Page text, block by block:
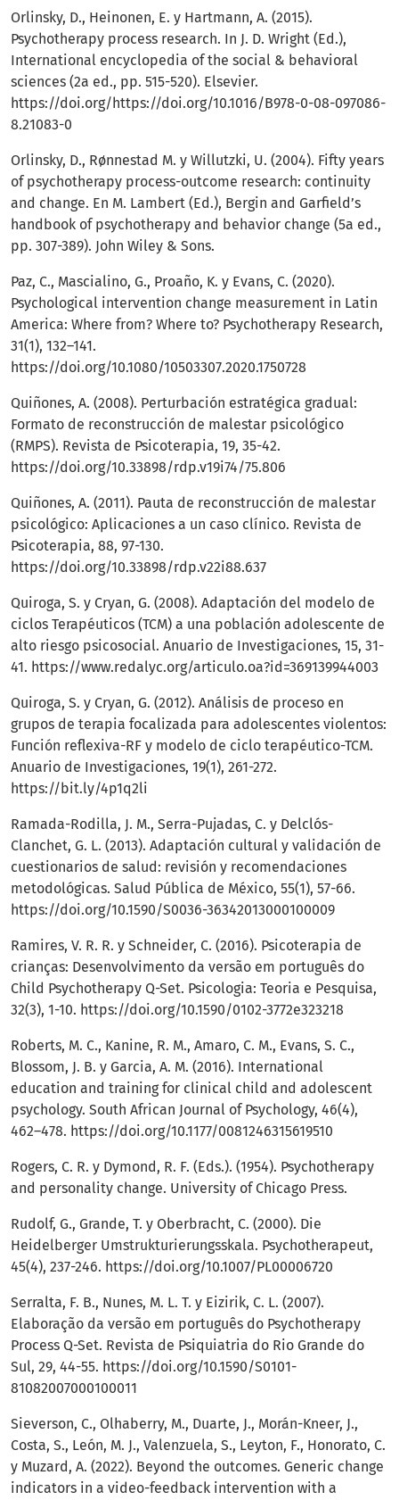
Orlinsky, D., Heinonen, E. y Hartmann, A. (2015).
Psychotherapy process research. In J. D. Wright (Ed.),
International encyclopedia of the social & behavioral
sciences (2a ed., pp. 515-520). Elsevier.
https://doi.org/https://doi.org/10.1016/B978-0-08-097086-
8.21083-0
Orlinsky, D., Rønnestad M. y Willutzki, U. (2004). Fifty years
of psychotherapy process-outcome research: continuity
and change. En M. Lambert (Ed.), Bergin and Garfield’s
handbook of psychotherapy and behavior change (5a ed.,
pp. 307-389). John Wiley & Sons.
Paz, C., Mascialino, G., Proaño, K. y Evans, C. (2020).
Psychological intervention change measurement in Latin
America: Where from? Where to? Psychotherapy Research,
31(1), 132–141.
https://doi.org/10.1080/10503307.2020.1750728
Quiñones, A. (2008). Perturbación estratégica gradual:
Formato de reconstrucción de malestar psicológico
(RMPS). Revista de Psicoterapia, 19, 35-42.
https://doi.org/10.33898/rdp.v19i74/75.806
Quiñones, A. (2011). Pauta de reconstrucción de malestar
psicológico: Aplicaciones a un caso clínico. Revista de
Psicoterapia, 88, 97-130.
https://doi.org/10.33898/rdp.v22i88.637
Quiroga, S. y Cryan, G. (2008). Adaptación del modelo de
ciclos Terapéuticos (TCM) a una población adolescente de
alto riesgo psicosocial. Anuario de Investigaciones, 15, 31-
41. https://www.redalyc.org/articulo.oa?id=369139944003
Quiroga, S. y Cryan, G. (2012). Análisis de proceso en
grupos de terapia focalizada para adolescentes violentos:
Función reflexiva-RF y modelo de ciclo terapéutico-TCM.
Anuario de Investigaciones, 19(1), 261-272.
https://bit.ly/4p1q2li
Ramada-Rodilla, J. M., Serra-Pujadas, C. y Delclós-
Clanchet, G. L. (2013). Adaptación cultural y validación de
cuestionarios de salud: revisión y recomendaciones
metodológicas. Salud Pública de México, 55(1), 57-66.
https://doi.org/10.1590/S0036-36342013000100009
Ramires, V. R. R. y Schneider, C. (2016). Psicoterapia de
crianças: Desenvolvimento da versão em português do
Child Psychotherapy Q-Set. Psicologia: Teoria e Pesquisa,
32(3), 1-10. https://doi.org/10.1590/0102-3772e323218
Roberts, M. C., Kanine, R. M., Amaro, C. M., Evans, S. C.,
Blossom, J. B. y Garcia, A. M. (2016). International
education and training for clinical child and adolescent
psychology. South African Journal of Psychology, 46(4),
462–478. https://doi.org/10.1177/0081246315619510
Rogers, C. R. y Dymond, R. F. (Eds.). (1954). Psychotherapy
and personality change. University of Chicago Press.
Rudolf, G., Grande, T. y Oberbracht, C. (2000). Die
Heidelberger Umstrukturierungsskala. Psychotherapeut,
45(4), 237-246. https://doi.org/10.1007/PL00006720
Serralta, F. B., Nunes, M. L. T. y Eizirik, C. L. (2007).
Elaboração da versão em português do Psychotherapy
Process Q-Set. Revista de Psiquiatria do Rio Grande do
Sul, 29, 44-55. https://doi.org/10.1590/S0101-
81082007000100011
Sieverson, C., Olhaberry, M., Duarte, J., Morán-Kneer, J.,
Costa, S., León, M. J., Valenzuela, S., Leyton, F., Honorato, C.
y Muzard, A. (2022). Beyond the outcomes. Generic change
indicators in a video-feedback intervention with a